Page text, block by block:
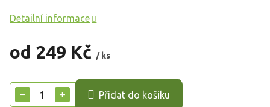
od 249 Kč / ks
cena:
+
− Přidat do košíku
Detailní informace